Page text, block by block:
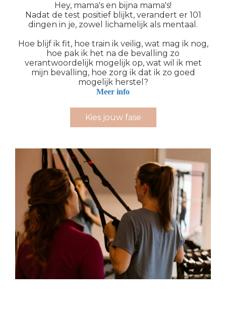
Hey, mama's en bijna mama's!
Nadat de test positief blijkt, verandert er 101
dingen in je, zowel lichamelijk als mentaal.
Hoe blijf ik fit, hoe train ik veilig, wat mag ik nog,
hoe pak ik het na de bevalling zo
verantwoordelijk mogelijk op, wat wil ik met
mijn bevalling, hoe zorg ik dat ik zo goed
mogelijk herstel?
Meer info
Kies jouw fase